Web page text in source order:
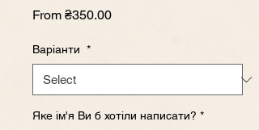
From ₴350.00Sale
Варіанти *
Яке ім'я Ви б хотіли написати? *